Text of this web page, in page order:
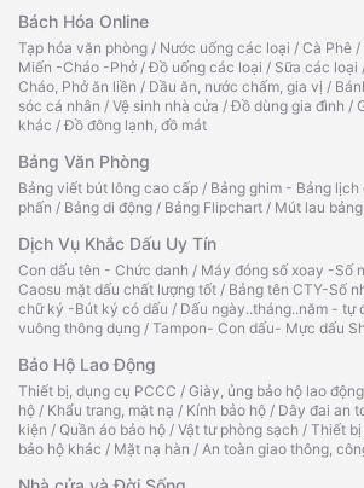
Bách Hóa Online
Tạp hóa văn phòng / Nước uống các loại / Cà Phê /
Miến -Cháo -Phở /Đồ uống các loại / Sữa các loại
Cháo, Phở ăn liền / Dầu ăn, nước chấm, gia vị /
sóc cá nhân / Vệ sinh nhà cửa /Đồ dùng gia đình /
khác /Đồ đông lạnh, đồ mát
Bảng Văn Phòng
Bảng viết bút lông cao cấp / Bảng ghim - Bảng
phấn / Bảng di động / Bảng Flipchart / Mút lau
Dịch Vụ Khắc Dấu Uy Tín
Con dấu tên - Chức danh / Máy đóng số xoay -Số
Caosu mặt dấu chất lượng tốt / Bảng tên CTY-Số
chữ ký -Bút ký có dấu / Dấu ngày..tháng..năm - tự
vuông thông dụng / Tampon- Con dấu- Mực dấu
Bảo Hộ Lao Động
Thiết bị, dụng cụ PCCC / Giày, ủng bảo hộ lao động
hộ / Khẩu trang, mặt nạ / Kính bảo hộ / Dây đai an
kiện / Quần áo bảo hộ / Vật tư phòng sạch / Thiết
bảo hộ khác / Mặt nạ hàn / An toàn giao thông,